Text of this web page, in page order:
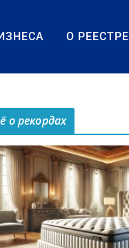
О РЕЕСТРЕ
о рекордах